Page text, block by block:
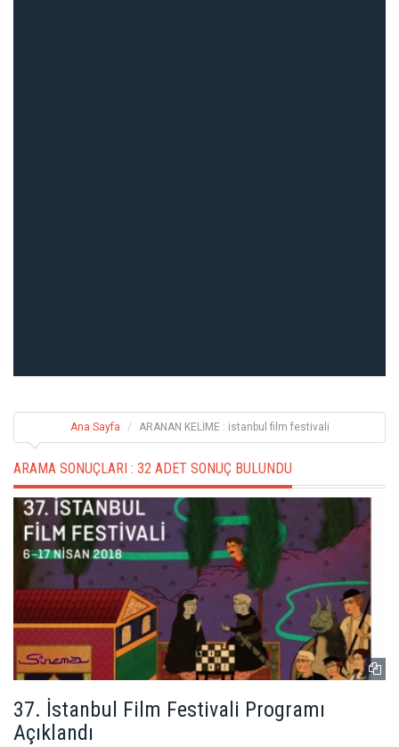
Ana Sayfa ARANAN KELİME : istanbul film festivali
ARAMA SONUÇLARI : 32 ADET SONUÇ BULUNDU
37. İstanbul Film Festivali Programı
Açıklandı